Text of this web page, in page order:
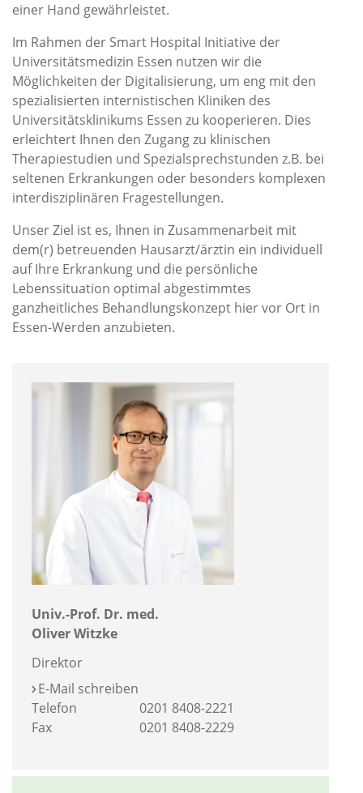
einer Hand gewährleistet.
Im Rahmen der Smart Hospital Initiative der
Universitätsmedizin Essen nutzen wir die
Möglichkeiten der Digitalisierung, um eng mit den
spezialisierten internistischen Kliniken des
Universitätsklinikums Essen zu kooperieren. Dies
erleichtert Ihnen den Zugang zu klinischen
Therapiestudien und Spezialsprechstunden z.B. bei
seltenen Erkrankungen oder besonders komplexen
interdisziplinären Fragestellungen.
Unser Ziel ist es, Ihnen in Zusammenarbeit mit
dem(r) betreuenden Hausarzt/ärztin ein individuell
auf Ihre Erkrankung und die persönliche
Lebenssituation optimal abgestimmtes
ganzheitliches Behandlungskonzept hier vor Ort in
Essen-Werden anzubieten.
Univ.-Prof. Dr. med.
Oliver Witzke
Direktor
E-Mail schreiben
Telefon
0201 8408-2221
Fax
0201 8408-2229